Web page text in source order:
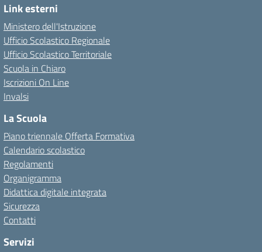
Link esterni
Ministero dell'Istruzione
Ufficio Scolastico Regionale
Ufficio Scolastico Territoriale
Scuola in Chiaro
Iscrizioni On Line
Invalsi
La Scuola
Piano triennale Offerta Formativa
Calendario scolastico
Regolamenti
Organigramma
Didattica digitale integrata
Sicurezza
Contatti
Servizi